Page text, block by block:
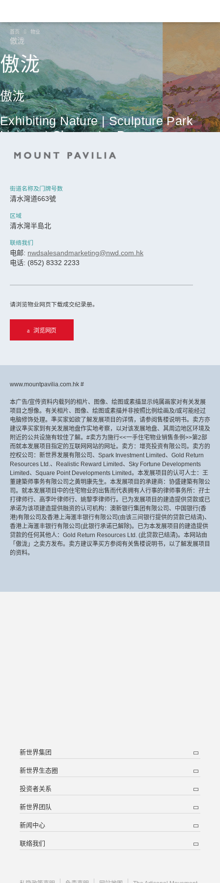
首页 物业
傲泷
傲泷
傲泷
Exhibiting Nature | Sculpture Park
Living at Clearwater Bay
街道名称及门牌号数
清水灣道663號
区域
清水灣半島北
联络我们
电邮: nwdsalesandmarketing@nwd.com.hk
电话: (852) 8332 2233
请浏览物业网页下载成交纪录册。
浏览网页
www.mountpavilia.com.hk #
本广告/宣传资料内载列的相片、图像、绘图或素描显示纯属画家对有关发展
项目之想像。有关相片、图像、绘图或素描并非按照比例绘画及/或可能经过
电脑修饰处理。準买家如欲了解发展项目的详情，请参阅售楼说明书。卖方亦
建议準买家到有关发展地盘作实地考察，以对该发展地盘、其周边地区环境及
附近的公共设施有较佳了解。#卖方为施行<<一手住宅物业销售条例>>第2部
而就本发展项目指定的互联网网站的网址。卖方：增亮投资有限公司。卖方的
控权公司：新世界发展有限公司、Spark Investment Limited、Gold Return
Resources Ltd.、Realistic Reward Limited、Sky Fortune Developments
Limited、Square Point Developments Limited。本发展项目的认可人士：王
董建築师事务有限公司之黃明康先生。本发展项目的承建商：协盛建築有限公
司。就本发展项目中的住宅物业的出售而代表拥有人行事的律师事务所：孖士
打律师行、高李叶律师行、姚黎李律师行。已为发展项目的建造提供贷款或已
承诺为该项建造提供融资的认可机构：澳新银行集团有限公司、中国银行(香
港)有限公司及香港上海滙丰银行有限公司(由该三间银行提供的贷款已结清)、
香港上海滙丰银行有限公司(此银行承诺已解除)。已为本发展项目的建造提供
贷款的任何其他人：Gold Return Resources Ltd. (此贷款已结清)。本网站由
「傲泷」之卖方发布。卖方建议準买方参阅有关售楼说明书，以了解发展项目
的资料。
新世界集团
新世界生态圈
投资者关系
新世界团队
新闻中心
联络我们